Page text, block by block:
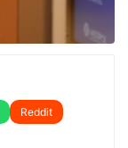
Reddit